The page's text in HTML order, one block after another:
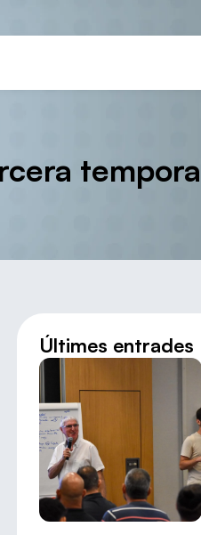
Últimes entrades